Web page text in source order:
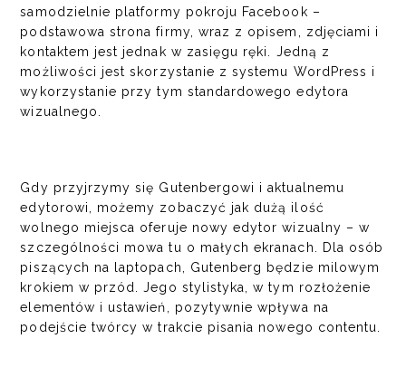
samodzielnie platformy pokroju Facebook –
podstawowa strona firmy, wraz z opisem, zdjęciami i
kontaktem jest jednak w zasięgu ręki. Jedną z
możliwości jest skorzystanie z systemu WordPress i
wykorzystanie przy tym standardowego edytora
wizualnego.
Gdy przyjrzymy się Gutenbergowi i aktualnemu
edytorowi, możemy zobaczyć jak dużą ilość
wolnego miejsca oferuje nowy edytor wizualny – w
szczególności mowa tu o małych ekranach. Dla osób
piszących na laptopach, Gutenberg będzie milowym
krokiem w przód. Jego stylistyka, w tym rozłożenie
elementów i ustawień, pozytywnie wpływa na
podejście twórcy w trakcie pisania nowego contentu.